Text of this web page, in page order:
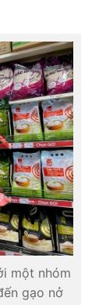
một nhóm
gạo nở